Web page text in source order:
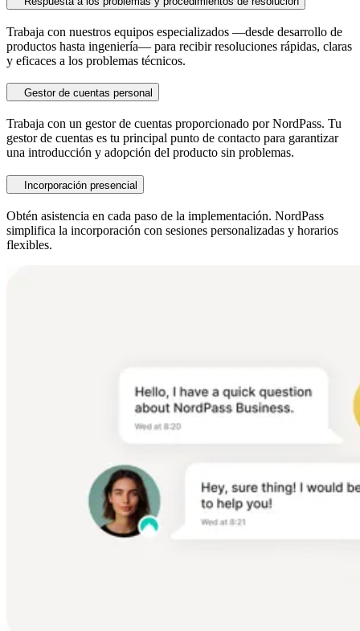
Trabaja con nuestros equipos especializados ―desde desarrollo de
productos hasta ingeniería― para recibir resoluciones rápidas, claras
y eficaces a los problemas técnicos.
Gestor de cuentas personal
Trabaja con un gestor de cuentas proporcionado por NordPass. Tu
gestor de cuentas es tu principal punto de contacto para garantizar
una introducción y adopción del producto sin problemas.
Incorporación presencial
Obtén asistencia en cada paso de la implementación. NordPass
simplifica la incorporación con sesiones personalizadas y horarios
flexibles.